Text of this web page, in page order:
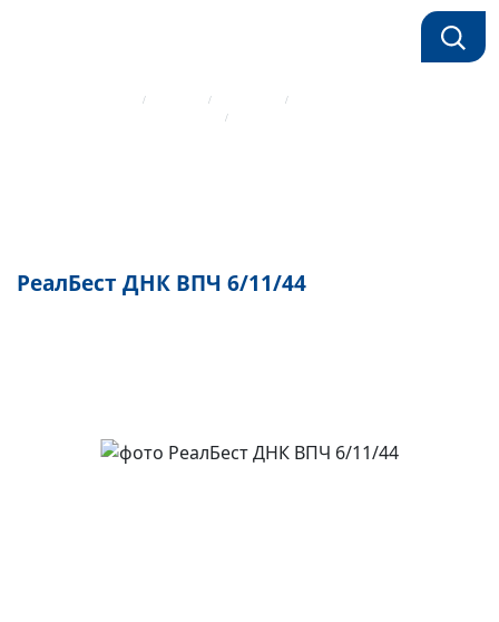
РеалБест ДНК ВПЧ 6/11/44